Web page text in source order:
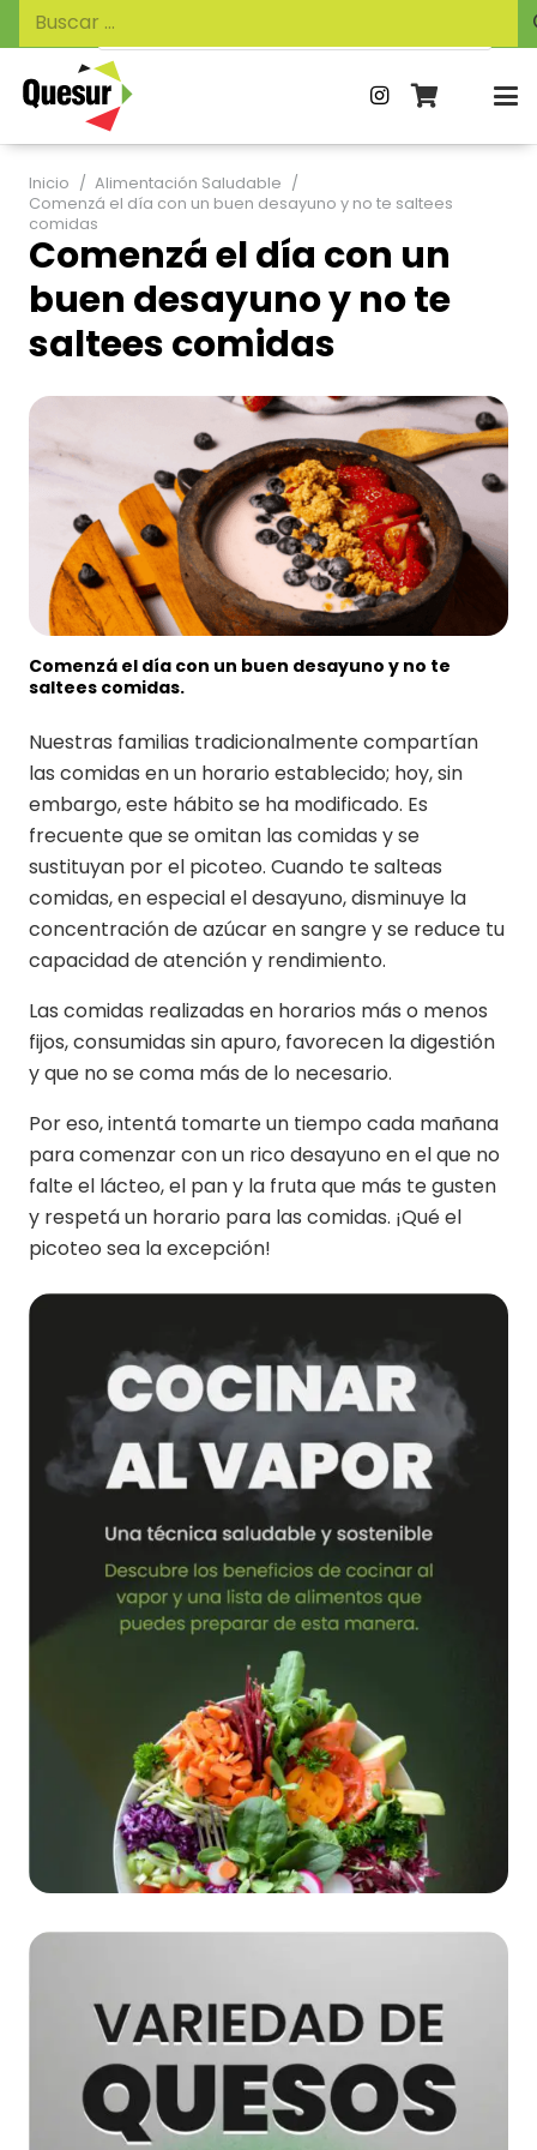
de
productos
Buscar:
Inicio / Alimentación Saludable /
Comenzá el día con un buen desayuno y no te saltees
comidas
Comenzá el día con un
buen desayuno y no te
saltees comidas
Comenzá el día con un buen desayuno y no te
saltees comidas.
Nuestras familias tradicionalmente compartían
las comidas en un horario establecido; hoy, sin
embargo, este hábito se ha modificado. Es
frecuente que se omitan las comidas y se
sustituyan por el picoteo. Cuando te salteas
comidas, en especial el desayuno, disminuye la
concentración de azúcar en sangre y se reduce tu
capacidad de atención y rendimiento.
Las comidas realizadas en horarios más o menos
fijos, consumidas sin apuro, favorecen la digestión
y que no se coma más de lo necesario.
Por eso, intentá tomarte un tiempo cada mañana
para comenzar con un rico desayuno en el que no
falte el lácteo, el pan y la fruta que más te gusten
y respetá un horario para las comidas. ¡Qué el
picoteo sea la excepción!